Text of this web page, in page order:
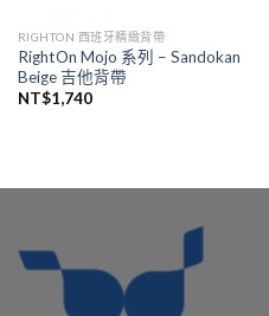
RIGHTON 西班牙精緻背帶
RightOn Mojo 系列 – Sandokan
Beige 吉他背帶
NT$1,740